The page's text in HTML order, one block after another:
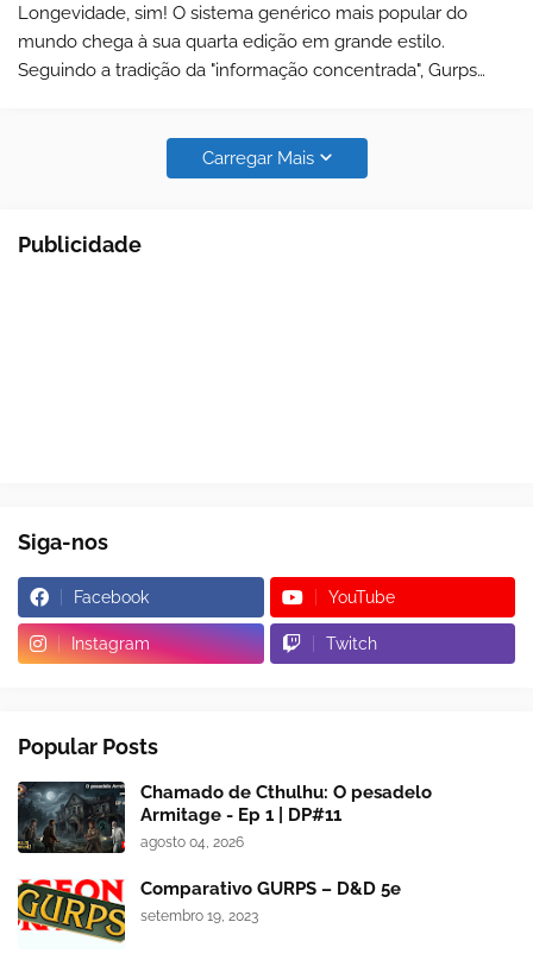
Longevidade, sim! O sistema genérico mais popular do
mundo chega à sua quarta edição em grande estilo.
Seguindo a tradição da "informação concentrada", Gurps
Carregar Mais
Publicidade
Siga-nos
Facebook YouTube
Instagram Twitch
Popular Posts
Chamado de Cthulhu: O pesadelo
Armitage - Ep 1 | DP#11
agosto 04, 2026
Comparativo GURPS – D&D 5e
setembro 19, 2023